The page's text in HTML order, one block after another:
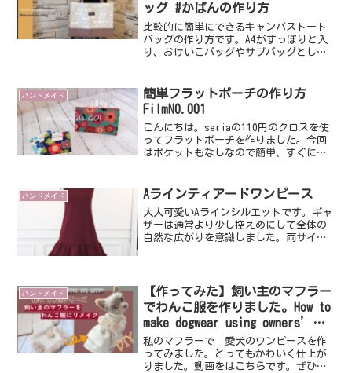
ッグ #かばんの作り方
比較的に簡単にできるキャンバストート
バッグの作り方です。A4がすっぽりと入
り、おけいこバッグやサブバッグとして
ますので初心者の方でしたら接着芯は表
地と持ち手のみでもOK...
ハンドメイド
簡単フラットポーチの作り方
FilmNO.001
こんにちは。seriaの110円のクロスを使
ってフラットポーチを作りました。今回
はポケットもなしなので簡単、すぐに作
いね。材料はおもて布（接着芯貼るとう
ら布、そして20...
ハンドメイド Aラインティアードワンピース
大人可愛いAラインシルエットです。ギャ
ザーは通常より少し控えめにして全体の
自然な広がりを意識しました。両サイド
だったと思います...
ハンドメイド
【作ってみた】飼い主のマフラー
でわんこ服を作りました。How to
make dogwear using owners’
scarves.（Film.029）DIY
私のマフラーで 愛犬のワンピースを作
ってみました。とってもかわいく仕上が
りました。動画をはこちらです。ぜひご